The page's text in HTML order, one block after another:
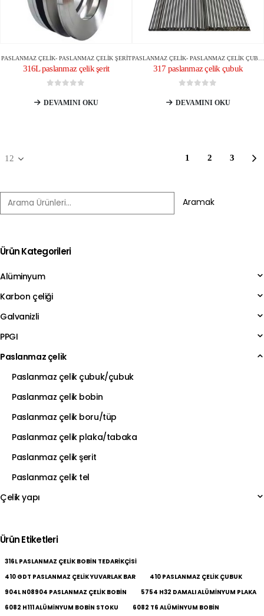
PASLANMAZ ÇELIK- PASLANMAZ ÇELIK ŞERIT
316L paslanmaz çelik şerit
DEVAMINI OKU
PASLANMAZ ÇELIK- PASLANMAZ ÇELIK ÇUBUK/ÇUBUK
317 paslanmaz çelik çubuk
DEVAMINI OKU
1 2 3
Aramak
Ürün Kategorileri
Alüminyum
Karbon çeliği
Galvanizli
PPGI
Paslanmaz çelik
Paslanmaz çelik çubuk/çubuk
Paslanmaz çelik bobin
Paslanmaz çelik boru/tüp
Paslanmaz çelik plaka/tabaka
Paslanmaz çelik şerit
Paslanmaz çelik tel
Çelik yapı
Ürün Etiketleri
316L PASLANMAZ ÇELIK BOBIN TEDARIKÇISI
410 GDT PASLANMAZ ÇELIK YUVARLAK BAR
410 PASLANMAZ ÇELIK ÇUBUK
904L N08904 PASLANMAZ ÇELIK BOBIN
5754 H32 DAMALI ALÜMINYUM PLAKA
6082 H111 ALÜMINYUM BOBIN STOKU
6082 T6 ALÜMINYUM BOBIN